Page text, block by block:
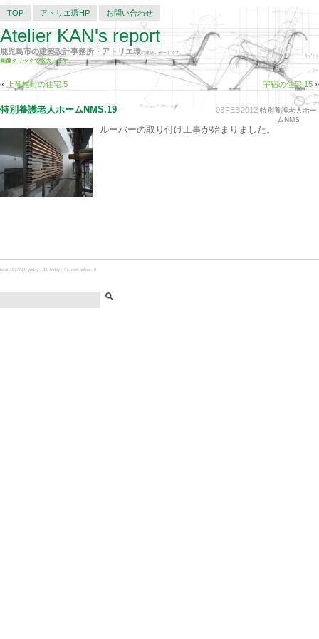
TOP アトリエ環HP お問い合わせ
Atelier KAN's report
鹿児島市の建築設計事務所・アトリエ環の建築レポートです。
画像クリックで拡大します。
« 上竜尾町の住宅.5 宇宿の住宅.15 »
03FEB2012 特別養護老人ホー
ムNMS
特別養護老人ホームNMS.19
ルーバーの取り付け工事が始まりました。
total：577754, yeday：82, today：97, now online：0